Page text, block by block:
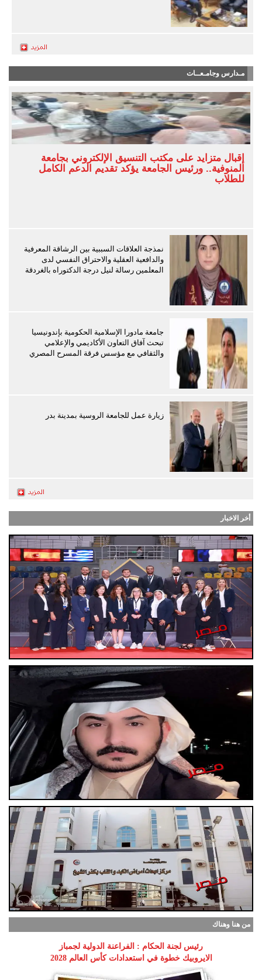
مـدارس وجامـعــات
إقبال متزايد على مكتب التنسيق الإلكتروني بجامعة
المنوفية.. ورئيس الجامعة يؤكد تقديم الدعم الكامل
للطلاب
نمذجة العلاقات السببية بين الرشاقة المعرفية
والدافعية العقلية والاحتراق النفسي لدى
المعلمين رسالة لنيل درجة الدكتوراه بالغردقة
جامعة مادورا الإسلامية الحكومية بإندونيسيا
تبحث آفاق التعاون الأكاديمي والإعلامي
والثقافي مع مؤسس فرقة المسرح المصري
زيارة عمل للجامعة الروسية بمدينة بدر
أخر الاخبار
من هنا وهناك
رئيس لجنة الحكام : الفراعنة الدولية لجمباز
الايروبيك خطوة في استعدادات كأس العالم 2028